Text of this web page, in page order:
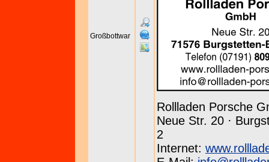
Großbottwar
Rollladen Porsche
Neue Str. 20 ·
2
Internet: